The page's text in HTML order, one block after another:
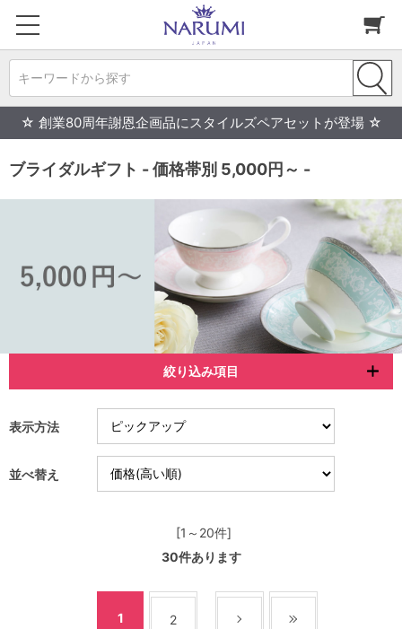
キーワードから探す
☆ 創業80周年謝恩企画品にスタイルズペアセットが登場 ☆
ブライダルギフト - 価格帯別 5,000円～ -
絞り込み項目
表示方法
並べ替え
[1～20件]
30件あります
1 2